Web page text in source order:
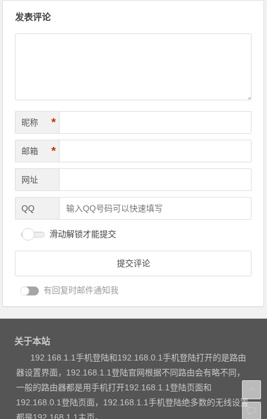
发表评论
昵称 *
邮箱 *
网址
QQ
滑动解锁才能提交
有回复时邮件通知我
关于本站
192.168.1.1手机登陆和192.168.0.1手机登陆打开的是路由
器设置界面，192.168.1.1登陆官网根据不同路由会有略不同，
一般的路由器都是用手机打开192.168.1.1登陆页面和
192.168.0.1登陆页面，192.168.1.1手机登陆绝多数的无线设置